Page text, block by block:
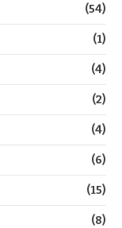
(54)
(1)
(4)
(2)
(4)
(6)
(15)
(8)